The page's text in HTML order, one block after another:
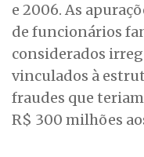
e 2006. As
de funcionários
considerados
vinculados à
fraudes que
R$ 300 milhões